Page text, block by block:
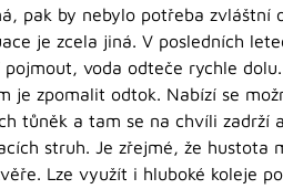
pak by nebylo potřeba zvláštní
je zcela jiná. V posledních
pojmout, voda odteče rychle dolu.
je zpomalit odtok. Nabízí se
tůněk a tam se na chvíli zadrží
struh. Je zřejmé, že
Lze využít i hluboké koleje